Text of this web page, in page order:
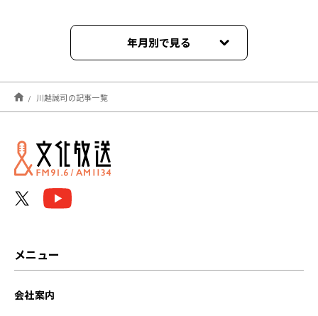
年月別で見る
2022年08月
2022年07月
2022年06月
川越誠司の記事一覧
メニュー
会社案内